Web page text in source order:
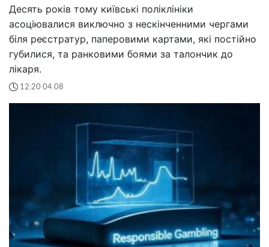
Десять років тому київські поліклініки
асоціювалися виключно з нескінченними чергами
біля реєстратур, паперовими картами, які постійно
губилися, та ранковими боями за талончик до
лікаря.
12:20 04.08